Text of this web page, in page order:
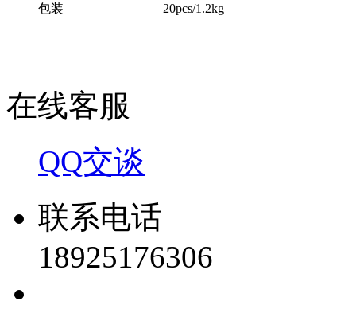
包装
20pcs/1.2kg
在线客服
QQ交谈
联系电话
18925176306